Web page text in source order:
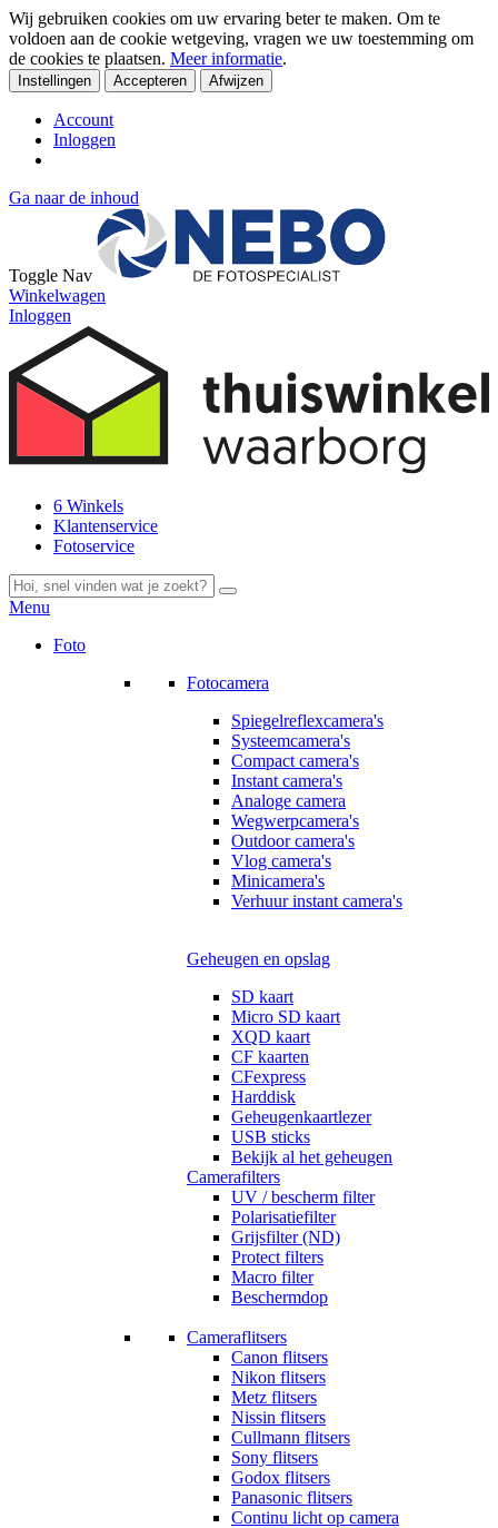
Wij gebruiken cookies om uw ervaring beter te maken. Om te
voldoen aan de cookie wetgeving, vragen we uw toestemming om
de cookies te plaatsen. Meer informatie.
Instellingen Accepteren Afwijzen
Account
Inloggen
Ga naar de inhoud
Toggle Nav
Winkelwagen
Inloggen
6 Winkels
Klantenservice
Fotoservice
Menu
Foto
Fotocamera
Spiegelreflexcamera's
Systeemcamera's
Compact camera's
Instant camera's
Analoge camera
Wegwerpcamera's
Outdoor camera's
Vlog camera's
Minicamera's
Verhuur instant camera's
Geheugen en opslag
SD kaart
Micro SD kaart
XQD kaart
CF kaarten
CFexpress
Harddisk
Geheugenkaartlezer
USB sticks
Bekijk al het geheugen
Camerafilters
UV / bescherm filter
Polarisatiefilter
Grijsfilter (ND)
Protect filters
Macro filter
Beschermdop
Cameraflitsers
Canon flitsers
Nikon flitsers
Metz flitsers
Nissin flitsers
Cullmann flitsers
Sony flitsers
Godox flitsers
Panasonic flitsers
Continu licht op camera